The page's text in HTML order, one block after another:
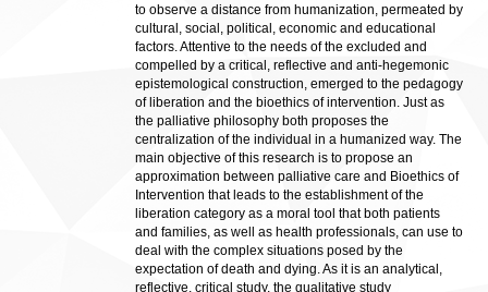
to observe a distance from humanization, permeated by
cultural, social, political, economic and educational
factors. Attentive to the needs of the excluded and
compelled by a critical, reflective and anti-hegemonic
epistemological construction, emerged to the pedagogy
of liberation and the bioethics of intervention. Just as
the palliative philosophy both proposes the
centralization of the individual in a humanized way. The
main objective of this research is to propose an
approximation between palliative care and Bioethics of
Intervention that leads to the establishment of the
liberation category as a moral tool that both patients
and families, as well as health professionals, can use to
deal with the complex situations posed by the
expectation of death and dying. As it is an analytical,
reflective, critical study, the qualitative study